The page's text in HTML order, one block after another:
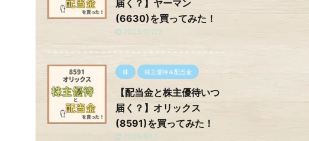
届く？】ヤーマン
(6630)を買ってみた！
2023/10/23
株 株主優待＆配当金
【配当金と株主優待いつ
届く？】オリックス
(8591)を買ってみた！
2023/8/17